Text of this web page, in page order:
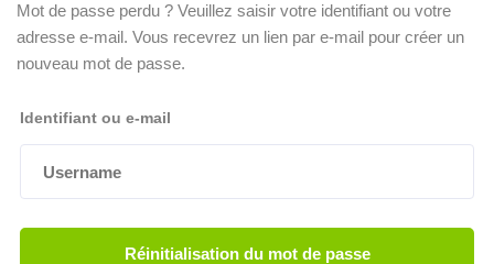
Mot de passe perdu ? Veuillez saisir votre identifiant ou votre
adresse e-mail. Vous recevrez un lien par e-mail pour créer un
nouveau mot de passe.
Identifiant ou e-mail
Réinitialisation du mot de passe